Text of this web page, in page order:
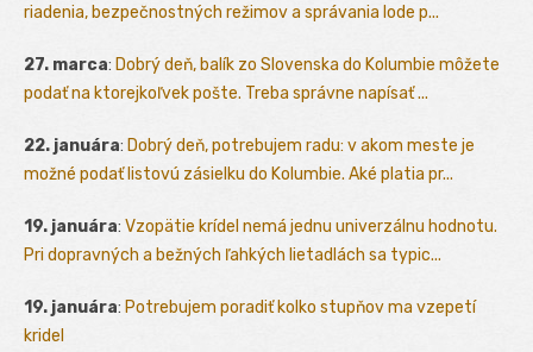
riadenia, bezpečnostných režimov a správania lode p...
27. marca: Dobrý deň, balík zo Slovenska do Kolumbie môžete
podať na ktorejkoľvek pošte. Treba správne napísať ...
22. januára: Dobrý deň, potrebujem radu: v akom meste je
možné podať listovú zásielku do Kolumbie. Aké platia pr...
19. januára: Vzopätie krídel nemá jednu univerzálnu hodnotu.
Pri dopravných a bežných ľahkých lietadlách sa typic...
19. januára: Potrebujem poradiť kolko stupňov ma vzepetí
kridel